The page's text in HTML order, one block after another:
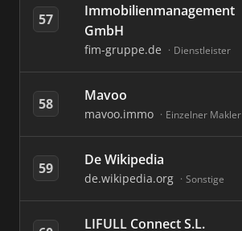
57
Immobilienmanagement
GmbH
fim-gruppe.de Dienstleister
58 Mavoo
mavoo.immo Einzelner Makler
59 De Wikipedia
de.wikipedia.org Sonstige
LIFULL Connect S.L.